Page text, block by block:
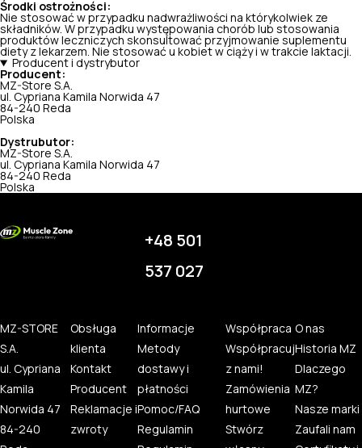
Środki ostrożności:
Nie stosować w przypadku nadwrażliwości na którykolwiek ze
składników. W przypadku występowania chorób lub stosowania
produktów leczniczych skonsultować przyjmowanie suplementu
diety z lekarzem. Nie stosować u kobiet w ciąży i w trakcie laktacji.
Producent i dystrybutor
Producent:
MZ-Store S.A.
ul. Cypriana Kamila Norwida 47
84-240 Reda
Polska
Dystrubutor:
MZ-Store S.A.
ul. Cypriana Kamila Norwida 47
84-240 Reda
Polska
+48 501
537 027
MZ-STORE
S.A.
ul. Cypriana
Kamila
Norwida 47
84-240
Obsługa
klienta
Kontakt
Producent
Reklamacje i
zwroty
Informacje
Metody
dostawy i
płatności
Pomoc/FAQ
Regulamin
Współpraca
Współpracuj
z nami!
Zamówienia
hurtowe
Stwórz
O nas
Historia MZ
Dlaczego
MZ?
Nasze marki
Zaufali nam